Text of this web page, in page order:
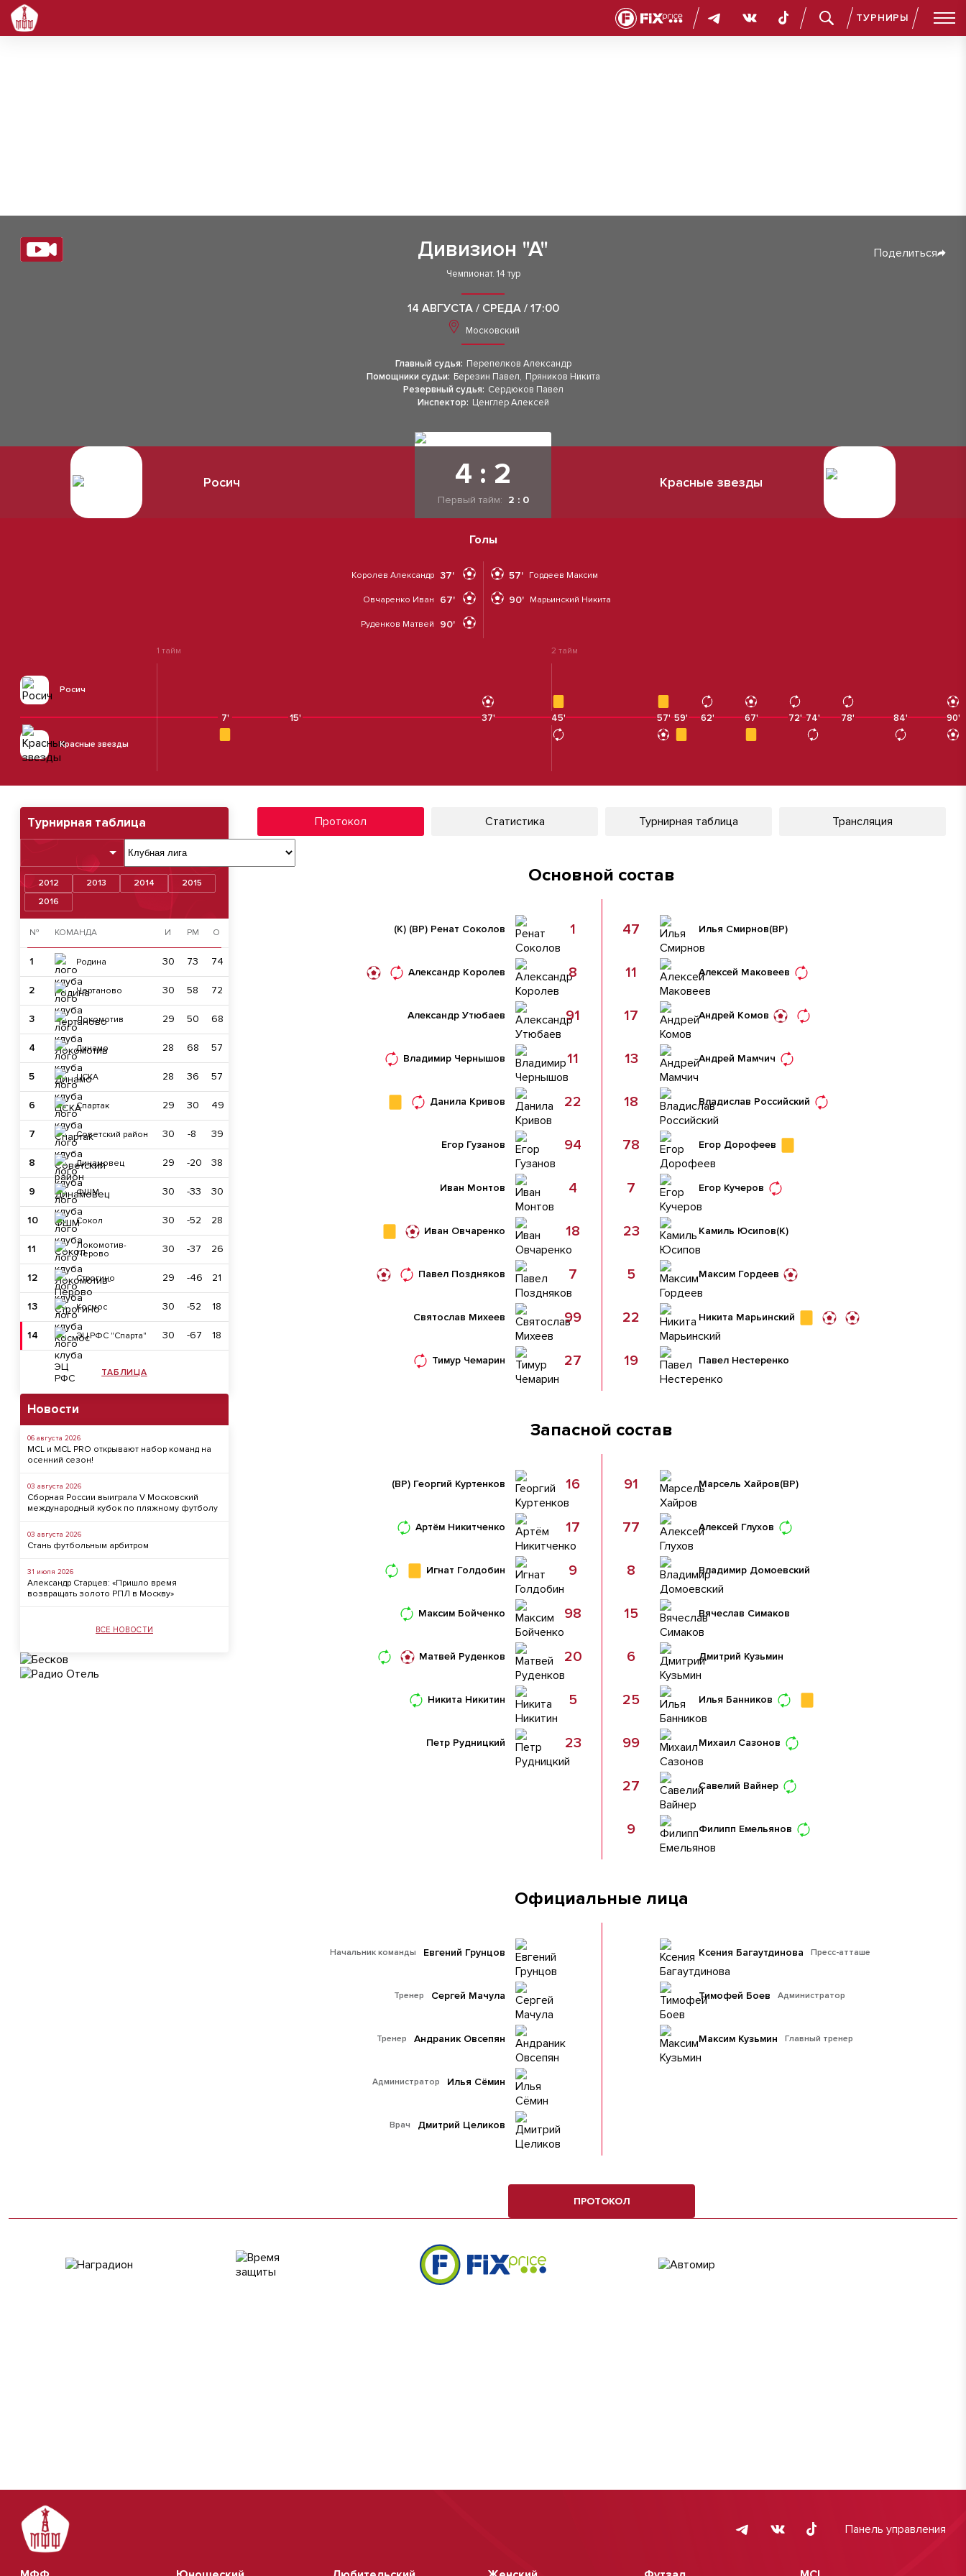
ТУРНИРЫ
Дивизион "А" Поделиться
Чемпионат. 14 тур
14 АВГУСТА / СРЕДА / 17:00
Московский
Главный судья: Перепелков Александр
Помощники судьи: Березин Павел, Пряников Никита
Резервный судья: Сердюков Павел
Инспектор: Ценглер Алексей
Росич 4 : 2
Первый тайм: 2 : 0
Красные звезды
Голы
Королев Александр 37'
Овчаренко Иван 67'
Руденков Матвей 90'
Гордеев Максим
57'
Марьинский Никита
90'
Росич
1 тайм 2 тайм
7' 15' 37' 45'
45' 57'
57' 59' 62' 67'
67' 72' 74' 78' 84' 90'
90'
Красные звезды
Турнирная таблица
2012 2013 2014
2015
2016
№ КОМАНДА И РМ О
1 Родина 30 73 74
2 Чертаново 30 58 72
3 Локомотив 29 50 68
4 Динамо 28 68 57
5 ЦСКА 28 36 57
6 Спартак 29 30 49
7 Советский район 30 -8 39
8 Динамовец 29 -20 38
9 ФШМ 30 -33 30
10 Сокол 30 -52 28
11
Локомотив-
Перово
30 -37 26
12 Строгино 29 -46 21
13 Космос 30 -52 18
14 ЭЦ РФС "Спарта" 30 -67 18
ТАБЛИЦА
Новости
06 августа 2026
MCL и MCL PRO открывают набор команд на
осенний сезон!
03 августа 2026
Сборная России выиграла V Московский
международный кубок по пляжному футболу
03 августа 2026
Стань футбольным арбитром
31 июля 2026
Александр Старцев: «Пришло время
возвращать золото РПЛ в Москву»
ВСЕ НОВОСТИ
Протокол Статистика Турнирная таблица Трансляция
Основной состав
Ренат Соколов
(К) (ВР) 1
Александр Королев 8
Александр Утюбаев 91
Владимир Чернышов 11
Данила Кривов 22
Егор Гузанов 94
Иван Монтов 4
Иван Овчаренко 18
Павел Поздняков 7
Святослав Михеев 99
Тимур Чемарин 27
Илья Смирнов(ВР)
47
Алексей Маковеев
11
Андрей Комов
17
Андрей Мамчич
13
Владислав Российский
18
Егор Дорофеев
78
Егор Кучеров
7
Камиль Юсипов(К)
23
Максим Гордеев
5
Никита Марьинский
22
Павел Нестеренко
19
Запасной состав
Георгий Куртенков
(ВР) 16
Артём Никитченко 17
Игнат Голдобин 9
Максим Бойченко 98
Матвей Руденков 20
Никита Никитин 5
Петр Рудницкий 23
Марсель Хайров(ВР)
91
Алексей Глухов
77
Владимир Домоевский
8
Вячеслав Симаков
15
Дмитрий Кузьмин
6
Илья Банников
25
Михаил Сазонов
99
Савелий Вайнер
27
Филипп Емельянов
9
Официальные лица
Начальник команды Евгений Грунцов
Тренер Сергей Мачула
Тренер Андраник Овсепян
Администратор Илья Сёмин
Врач Дмитрий Целиков
Пресс-атташе
Ксения Багаутдинова
Администратор
Тимофей Боев
Главный тренер
Максим Кузьмин
ПРОТОКОЛ
Панель управления